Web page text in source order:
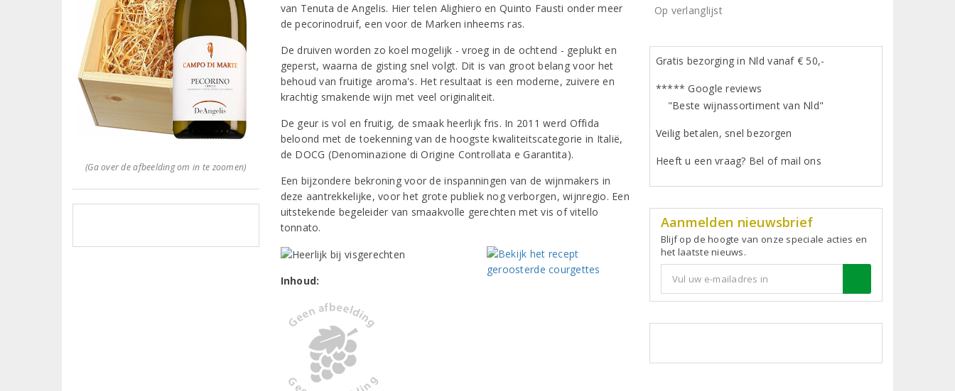
(Ga over de afbeelding om in te zoomen)
van Tenuta de Angelis. Hier telen Alighiero en Quinto Fausti onder meer
de pecorinodruif, een voor de Marken inheems ras.
De druiven worden zo koel mogelijk - vroeg in de ochtend - geplukt en
geperst, waarna de gisting snel volgt. Dit is van groot belang voor het
behoud van fruitige aroma's. Het resultaat is een moderne, zuivere en
krachtig smakende wijn met veel originaliteit.
De geur is vol en fruitig, de smaak heerlijk fris. In 2011 werd Offida
beloond met de toekenning van de hoogste kwaliteitscategorie in Italië,
de DOCG (Denominazione di Origine Controllata e Garantita).
Een bijzondere bekroning voor de inspanningen van de wijnmakers in
deze aantrekkelijke, voor het grote publiek nog verborgen, wijnregio. Een
uitstekende begeleider van smaakvolle gerechten met vis of vitello
tonnato.
Inhoud:
Op verlanglijst
Gratis bezorging in Nld vanaf € 50,-
***** Google reviews
"Beste wijnassortiment van Nld"
Veilig betalen, snel bezorgen
Heeft u een vraag? Bel of mail ons
Aanmelden nieuwsbrief
Blijf op de hoogte van onze speciale acties en
het laatste nieuws.